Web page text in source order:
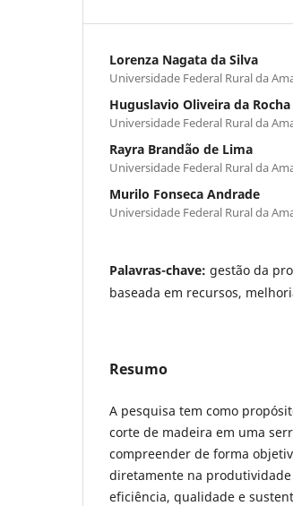
Lorenza Nagata da Silva
Universidade Federal Rural da
Huguslavio Oliveira da Rocha
Universidade Federal Rural da
Rayra Brandão de Lima
Universidade Federal Rural da
Murilo Fonseca Andrade
Universidade Federal Rural da
Palavras-chave: gestão da
baseada em recursos,
Resumo
A pesquisa tem como
corte de madeira em uma
compreender de forma
diretamente na
eficiência, qualidade e